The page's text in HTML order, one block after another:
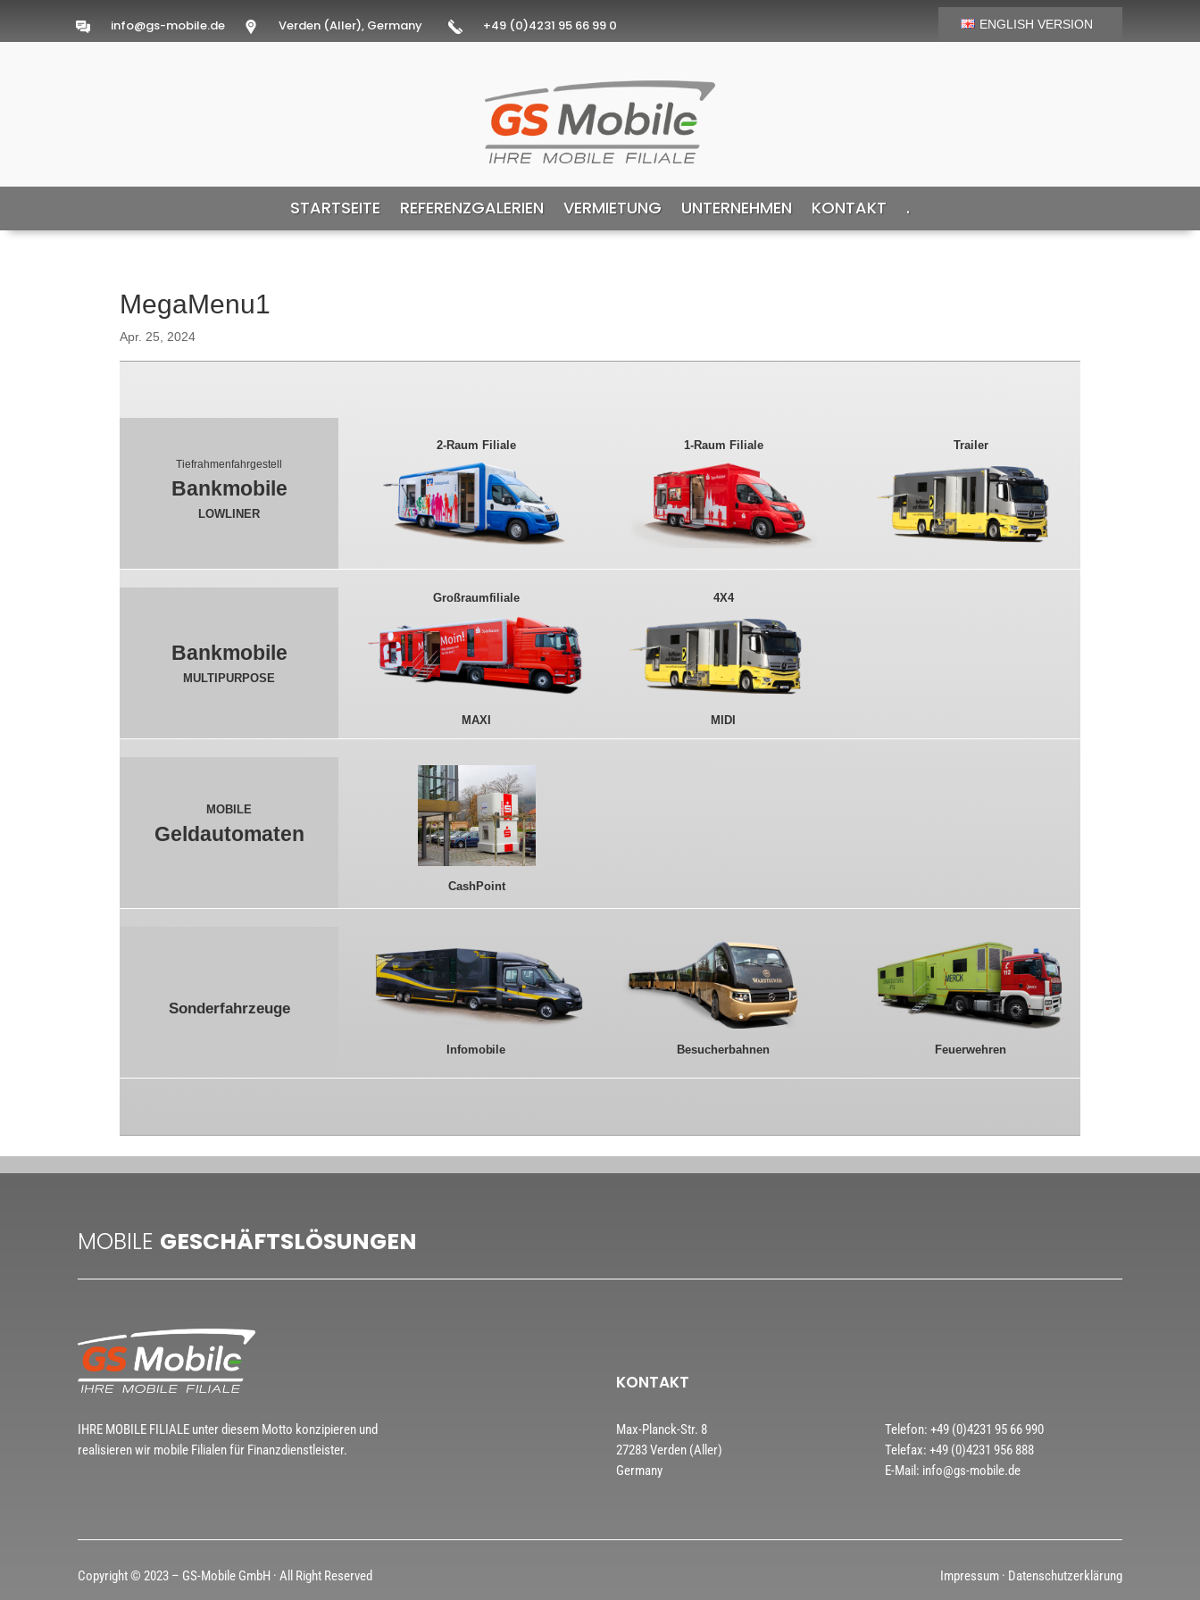
info@gs-mobile.de Verden (Aller), Germany +49 (0)4231 95 66 99 0 ENGLISH VERSION
STARTSEITE REFERENZGALERIEN VERMIETUNG UNTERNEHMEN KONTAKT .
MegaMenu1
Apr. 25, 2024
Tiefrahmenfahrgestell
Bankmobile
LOWLINER
2-Raum Filiale 1-Raum Filiale Trailer
Bankmobile
MULTIPURPOSE
Großraumfiliale
MAXI
4X4
MIDI
MOBILE
Geldautomaten
CashPoint
Sonderfahrzeuge
Infomobile Besucherbahnen Feuerwehren
MOBILE GESCHÄFTSLÖSUNGEN
KONTAKT
IHRE MOBILE FILIALE unter diesem Motto konzipieren und
realisieren wir mobile Filialen für Finanzdienstleister.
Max-Planck-Str. 8
27283 Verden (Aller)
Germany
Telefon: +49 (0)4231 95 66 990
Telefax: +49 (0)4231 956 888
E-Mail: info@gs-mobile.de
Copyright © 2023 – GS-Mobile GmbH · All Right Reserved Impressum· Datenschutzerklärung